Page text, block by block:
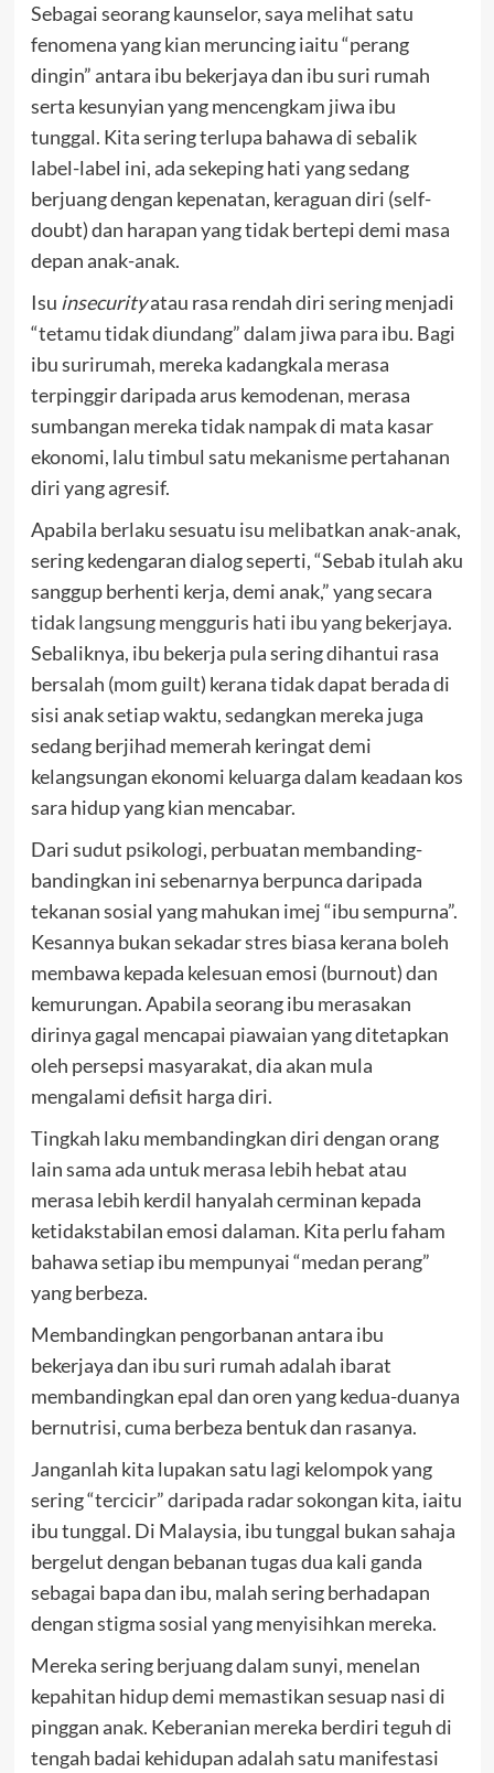
Sebagai seorang kaunselor, saya melihat satu
fenomena yang kian meruncing iaitu “perang
dingin” antara ibu bekerjaya dan ibu suri rumah
serta kesunyian yang mencengkam jiwa ibu
tunggal. Kita sering terlupa bahawa di sebalik
label-label ini, ada sekeping hati yang sedang
berjuang dengan kepenatan, keraguan diri (self-
doubt) dan harapan yang tidak bertepi demi masa
depan anak-anak.
Isu insecurityatau rasa rendah diri sering menjadi
“tetamu tidak diundang” dalam jiwa para ibu. Bagi
ibu surirumah, mereka kadangkala merasa
terpinggir daripada arus kemodenan, merasa
sumbangan mereka tidak nampak di mata kasar
ekonomi, lalu timbul satu mekanisme pertahanan
diri yang agresif.
Apabila berlaku sesuatu isu melibatkan anak-anak,
sering kedengaran dialog seperti, “Sebab itulah aku
sanggup berhenti kerja, demi anak,” yangsecara
tidak langsung mengguris hati ibu yang bekerjaya.
Sebaliknya, ibu bekerja pula sering dihantui rasa
bersalah (mom guilt) kerana tidak dapat berada di
sisi anak setiap waktu, sedangkan mereka juga
sedang berjihad memerah keringat demi
kelangsungan ekonomi keluarga dalam keadaan kos
sara hidup yang kian mencabar.
Dari sudut psikologi, perbuatan membanding-
bandingkan ini sebenarnya berpunca daripada
tekanan sosial yang mahukan imej “ibu sempurna”.
Kesannya bukan sekadar stres biasa kerana boleh
membawa kepada kelesuan emosi (burnout) dan
kemurungan. Apabila seorang ibu merasakan
dirinya gagal mencapai piawaian yang ditetapkan
oleh persepsi masyarakat, dia akan mula
mengalami defisit harga diri.
Tingkah laku membandingkan diri dengan orang
lain sama ada untuk merasa lebih hebat atau
merasa lebih kerdil hanyalah cerminan kepada
ketidakstabilan emosi dalaman. Kita perlu faham
bahawa setiap ibu mempunyai “medan perang”
yang berbeza.
Membandingkan pengorbanan antara ibu
bekerjaya dan ibu suri rumah adalah ibarat
membandingkan epal dan oren yang kedua-duanya
bernutrisi, cuma berbeza bentuk dan rasanya.
Janganlah kita lupakan satu lagi kelompok yang
sering “tercicir” daripada radar sokongan kita, iaitu
ibu tunggal. Di Malaysia, ibu tunggal bukan sahaja
bergelut dengan bebanan tugas dua kali ganda
sebagai bapa dan ibu, malah sering berhadapan
dengan stigma sosial yang menyisihkan mereka.
Mereka sering berjuang dalam sunyi, menelan
kepahitan hidup demi memastikan sesuap nasi di
pinggan anak. Keberanian mereka berdiri teguh di
tengah badai kehidupan adalah satu manifestasi